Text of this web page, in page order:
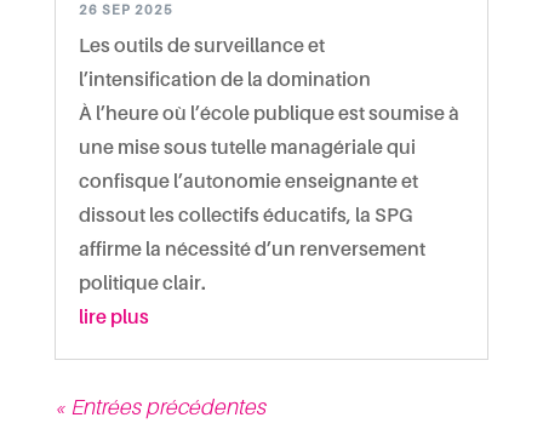
26 SEP 2025
Les outils de surveillance et
l’intensification de la domination
À l’heure où l’école publique est soumise à
une mise sous tutelle managériale qui
confisque l’autonomie enseignante et
dissout les collectifs éducatifs, la SPG
affirme la nécessité d’un renversement
politique clair.
lire plus
« Entrées précédentes